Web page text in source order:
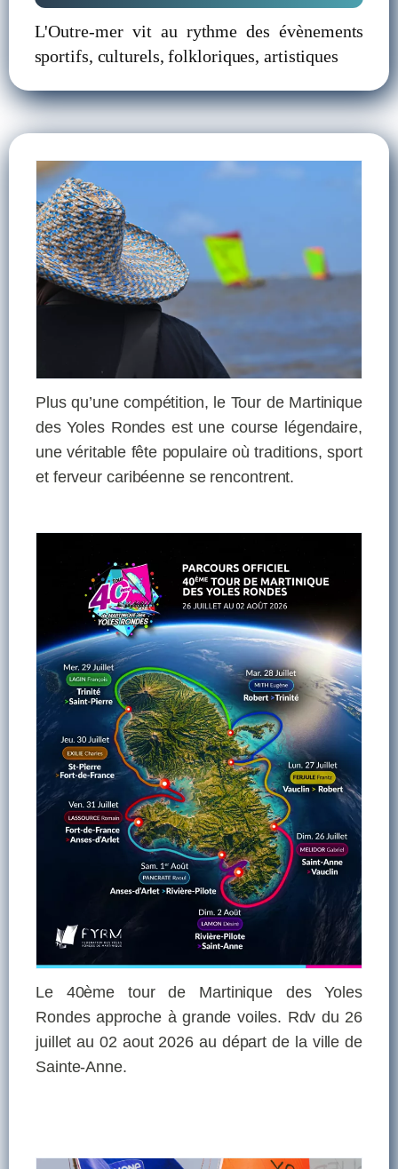
L'Outre-mer vit au rythme des évènements
sportifs, culturels, folkloriques, artistiques
Le 40ème tour de Martinique des Yoles
Rondes approche à grande voiles. Rdv du 26
juillet au 02 aout 2026 au départ de la ville de
Sainte-Anne.
Plus qu’une compétition, le Tour de Martinique
des Yoles Rondes est une course légendaire,
une véritable fête populaire où traditions, sport
et ferveur caribéenne se rencontrent.